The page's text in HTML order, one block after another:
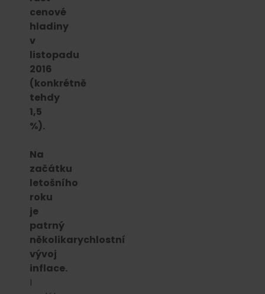
cenové
hladiny
v
listopadu
2016
(konkrétně
tehdy
1,5
%).
Na
začátku
letošního
roku
je
patrný
několikarychlostní
vývoj
inflace.
I